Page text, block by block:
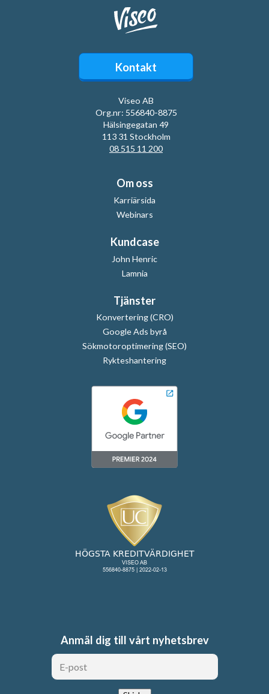
Kontakt
Viseo AB
Org.nr: 556840-8875
Hälsingegatan 49
113 31 Stockholm
08 515 11 200
Om oss
Karriärsida
Webinars
Kundcase
John Henric
Lamnia
Tjänster
Konvertering (CRO)
Google Ads byrå
Sökmotoroptimering (SEO)
Rykteshantering
Anmäl dig till vårt nyhetsbrev